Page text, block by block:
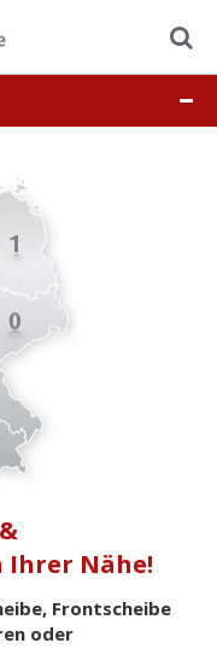
dabei?Nähe!
Frontscheibe
oder